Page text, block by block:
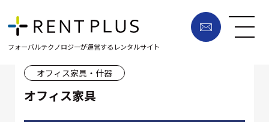
フォーバルテクノロジーが運営するレンタルサイト
オフィス家具・什器
オフィス家具